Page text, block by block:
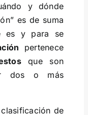
y dónde
es de suma
es y para se
pertenece
que son
dos o más
de